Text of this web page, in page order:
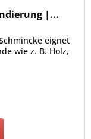
|...
eignet
wie z. B. Holz,